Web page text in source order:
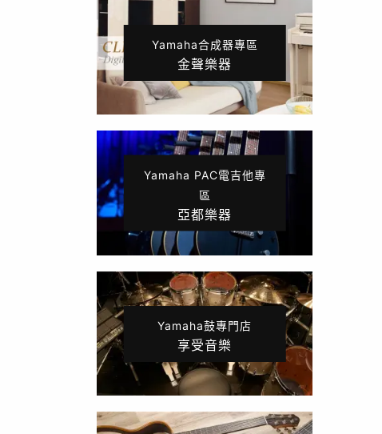
Yamaha合成器專區
金聲樂器
Yamaha PAC電吉他專
區
亞都樂器
Yamaha鼓專門店
享受音樂